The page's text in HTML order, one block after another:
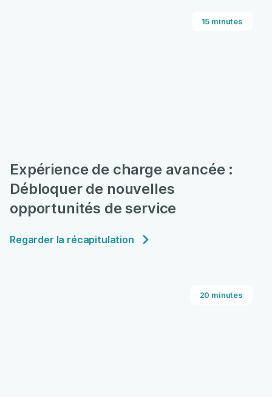
15 minutes
Expérience de charge avancée :
Débloquer de nouvelles
opportunités de service
Regarder la récapitulation
20 minutes